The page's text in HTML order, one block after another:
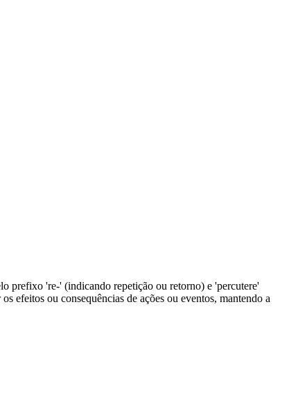
prefixo 're-' (indicando repetição ou retorno) e 'percutere'
efeitos ou consequências de ações ou eventos, mantendo a